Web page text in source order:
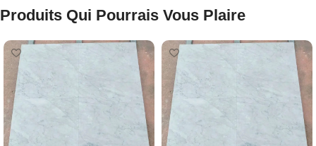
Produits Qui Pourrais Vous Plaire